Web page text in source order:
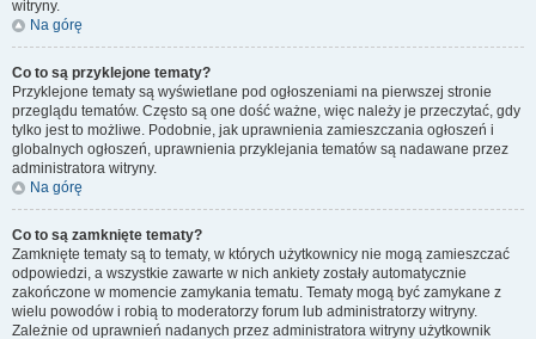
witryny.
Na górę
Co to są przyklejone tematy?
Przyklejone tematy są wyświetlane pod ogłoszeniami na pierwszej stronie
przeglądu tematów. Często są one dość ważne, więc należy je przeczytać, gdy
tylko jest to możliwe. Podobnie, jak uprawnienia zamieszczania ogłoszeń i
globalnych ogłoszeń, uprawnienia przyklejania tematów są nadawane przez
administratora witryny.
Na górę
Co to są zamknięte tematy?
Zamknięte tematy są to tematy, w których użytkownicy nie mogą zamieszczać
odpowiedzi, a wszystkie zawarte w nich ankiety zostały automatycznie
zakończone w momencie zamykania tematu. Tematy mogą być zamykane z
wielu powodów i robią to moderatorzy forum lub administratorzy witryny.
Zależnie od uprawnień nadanych przez administratora witryny użytkownik